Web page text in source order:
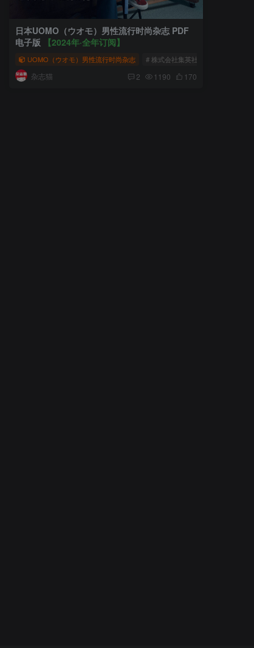
日本UOMO（ウオモ）男性流行时尚杂志 PDF
电子版
【2024年·全年订阅】
UOMO（ウオモ）男性流行时尚杂志 # 株式会社集英社
杂志猫 2 1190 170